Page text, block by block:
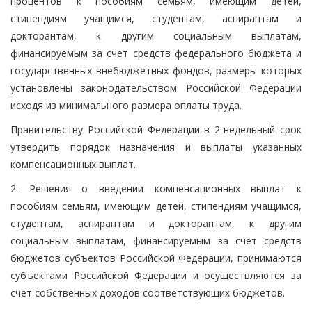
стипендиям учащимся, студентам, аспирантам и
докторантам, к другим социальным выплатам,
финансируемым за счет средств федерального бюджета и
государственных внебюджетных фондов, размеры которых
установлены законодательством Российской Федерации
исходя из минимального размера оплаты труда.
Правительству Российской Федерации в 2-недельный срок
утвердить порядок назначения и выплаты указанных
компенсационных выплат.
2. Решения о введении компенсационных выплат к
пособиям семьям, имеющим детей, стипендиям учащимся,
студентам, аспирантам и докторантам, к другим
социальным выплатам, финансируемым за счет средств
бюджетов субъектов Российской Федерации, принимаются
субъектами Российской Федерации и осуществляются за
счет собственных доходов соответствующих бюджетов.